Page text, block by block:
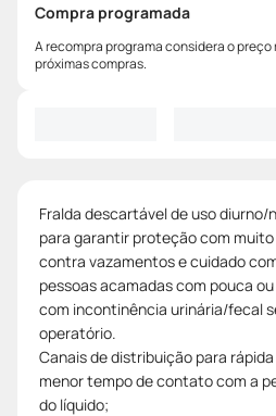
Compra programada
A recompra programa considera o
próximas compras.
Fralda descartável de uso
para garantir proteção com
contra vazamentos e cuidado
pessoas acamadas com pouca
com incontinência urinária/fecal
operatório.
Canais de distribuição para
menor tempo de contato com a
do líquido;